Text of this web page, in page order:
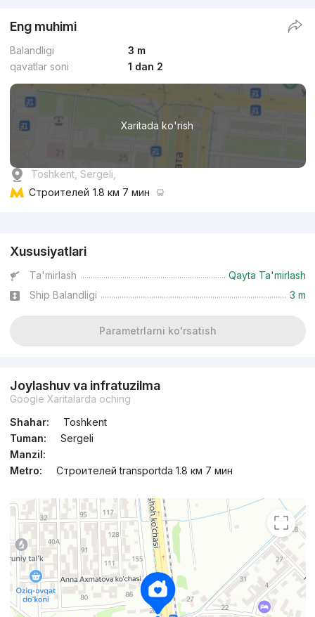
Eng muhimi
Balandligi
3 m
qavatlar soni
1 dan 2
Xaritada ko'rish
Toshkent, Sergeli,
Строителей 1.8 км 7 мин
Xususiyatlari
Ta'mirlash
Qayta Ta'mirlash
Ship Balandligi
3 m
Parametrlarni ko'rsatish
Joylashuv va infratuzilma
Google Xaritalarda oching
Shahar:
Toshkent
Tuman:
Sergeli
Manzil:
Metro:
Строителей transportda 1.8 км 7 мин